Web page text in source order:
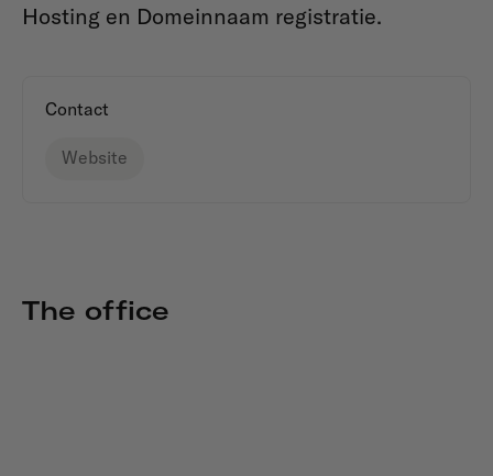
Hosting en Domeinnaam registratie.
Contact
Website
The office